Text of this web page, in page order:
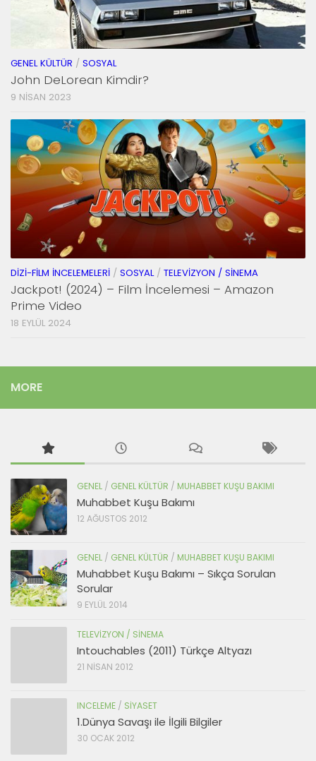
GENEL KÜLTÜR / SOSYAL
John DeLorean Kimdir?
9 NISAN 2023
DIZI-FILM İNCELEMELERI / SOSYAL/ TELEVIZYON / SINEMA
Jackpot! (2024) – Film İncelemesi – Amazon
Prime Video
18 EYLÜL 2024
MORE
GENEL / GENEL KÜLTÜR / MUHABBET KUŞU BAKIMI
Muhabbet Kuşu Bakımı
12 AĞUSTOS 2012
GENEL / GENEL KÜLTÜR / MUHABBET KUŞU BAKIMI
Muhabbet Kuşu Bakımı – Sıkça Sorulan
Sorular
9 EYLÜL 2014
TELEVIZYON / SINEMA
Intouchables (2011) Türkçe Altyazı
21 NISAN 2012
INCELEME / SIYASET
1.Dünya Savaşı ile İlgili Bilgiler
30 OCAK 2012